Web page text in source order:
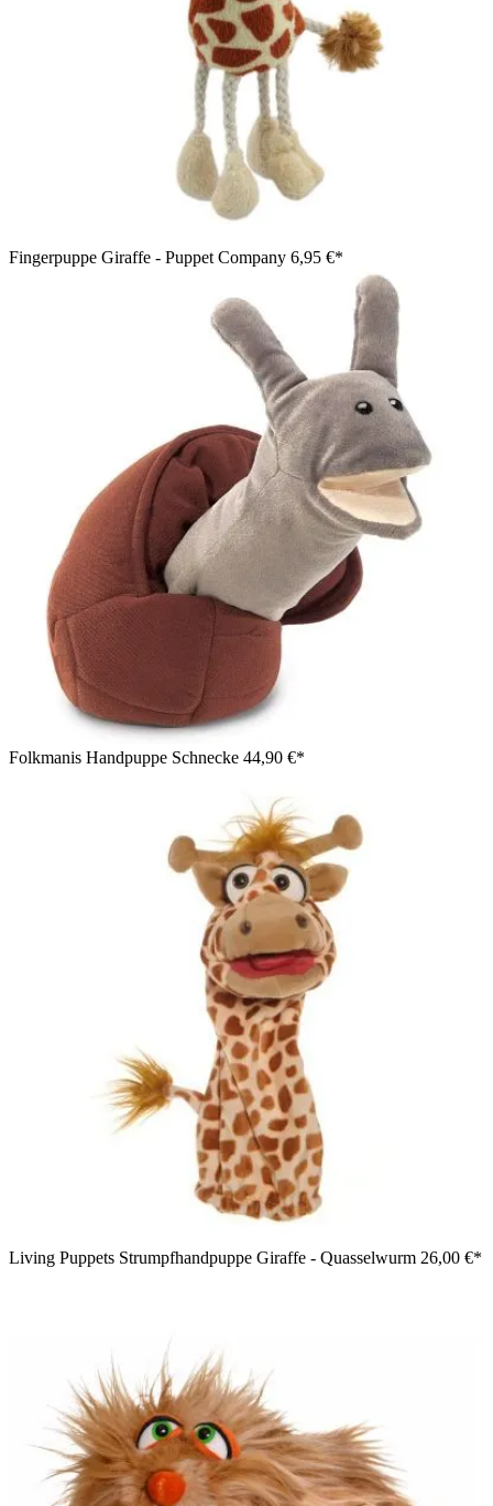
Fingerpuppe Giraffe - Puppet Company 6,95 €*
Folkmanis Handpuppe Schnecke 44,90 €*
Living Puppets Strumpfhandpuppe Giraffe - Quasselwurm 26,00 €*